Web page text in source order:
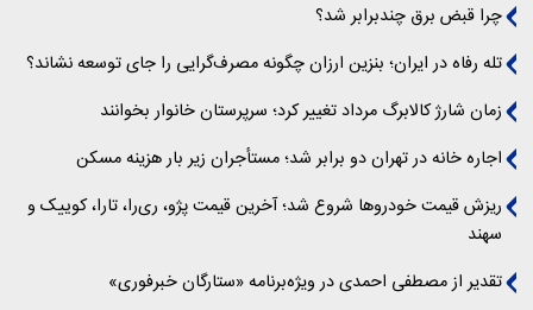
چرا قبض برق چندبرابر شد؟
تله رفاه در ایران؛ بنزین ارزان چگونه مصرف‌گرایی را جای توسعه نشاند؟
زمان شارژ کالابرگ مرداد تغییر کرد؛ سرپرستان خانوار بخوانند
اجاره خانه در تهران دو برابر شد؛ مستأجران زیر بار هزینه مسکن
ریزش قیمت خودروها شروع شد؛ آخرین قیمت پژو، ری‌را، تارا، کوییک و
سهند
تقدیر از مصطفی احمدی در ویژه‌برنامه «ستارگان خبرفوری»